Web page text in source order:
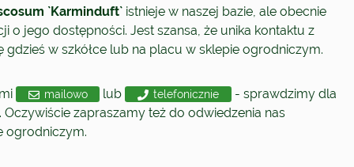
`Karminduft`istnieje w naszej bazie, ale obecnie
o jego dostępności. Jest szansa, że unika kontaktu z
gdzieś w szkółce lub na placu w sklepie ogrodniczym.
mailowo lub telefonicznie
- sprawdzimy dla
Oczywiście zapraszamy też do odwiedzenia nas
ogrodniczym.